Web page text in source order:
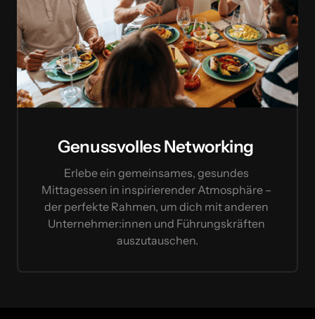
Genussvolles Networking
Erlebe ein gemeinsames, gesundes
Mittagessen in inspirierender Atmosphäre –
der perfekte Rahmen, um dich mit anderen
Unternehmer:innen und Führungskräften
auszutauschen.